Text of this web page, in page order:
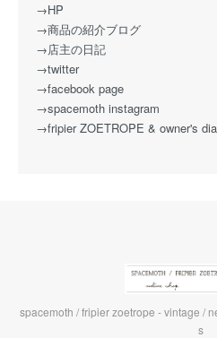
→HP
→商品の紹介ブログ
→店主の日記
→twitter
→facebook page
→spacemoth instagram
→fripier ZOETROPE & owner's
spacemoth / fripier zoetrope - vintage /
s